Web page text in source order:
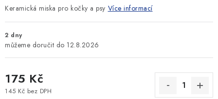
Keramická miska pro kočky a psy Více informací
2 dny
12.8.2026
175 Kč
145 Kč bez DPH